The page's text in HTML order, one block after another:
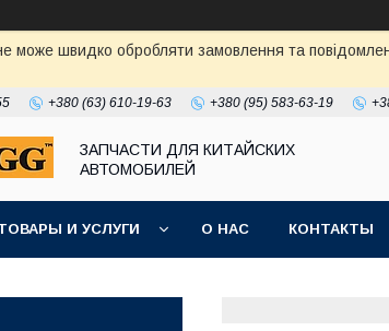
може швидко обробляти замовлення та
+380 (63) 610-19-63 +380 (95) 583-63-19
ЗАПЧАСТИ ДЛЯ КИТАЙСКИХ
АВТОМОБИЛЕЙ
И УСЛУГИ О НАС КОНТАКТЫ